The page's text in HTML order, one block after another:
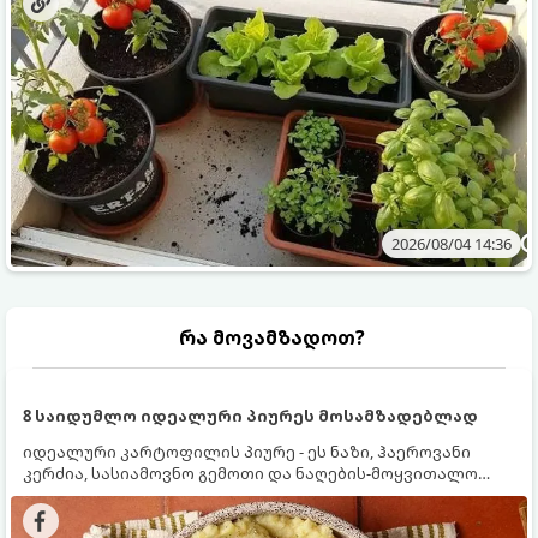
2026/08/04 14:36
რა მოვამზადოთ?
8 საიდუმლო იდეალური პიურეს მოსამზადებლად
იდეალური კარტოფილის პიურე - ეს ნაზი, ჰაეროვანი
კერძია, სასიამოვნო გემოთი და ნაღების-მოყვითალო
ფერით. მისი მომზადება ძალიან მარტივია, მაგრამ
არსებობს რამდენიმე საიდუმლო, რომლებიც უნდა